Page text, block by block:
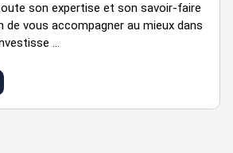
NET VENDEUR
: 4000 €
son expertise et son savoir-faire
de vous accompagner au mieux dans
...